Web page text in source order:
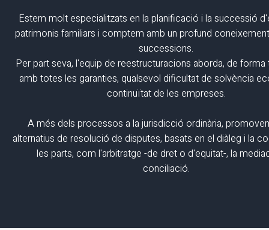
Estem molt especialitzats en la planificació i la successió
patrimonis familiars i comptem amb un profund
successions.
Per part seva, l'equip de reestructuracions aborda, de forma
amb totes les garanties, qualsevol dificultat de solvència
continuïtat de les empreses.
A més dels processos a la jurisdicció ordinària,
alternatius de resolució de disputes, basats en el diàleg i la
les parts, com l'arbitratge -de dret o d'equitat-, la
conciliació.